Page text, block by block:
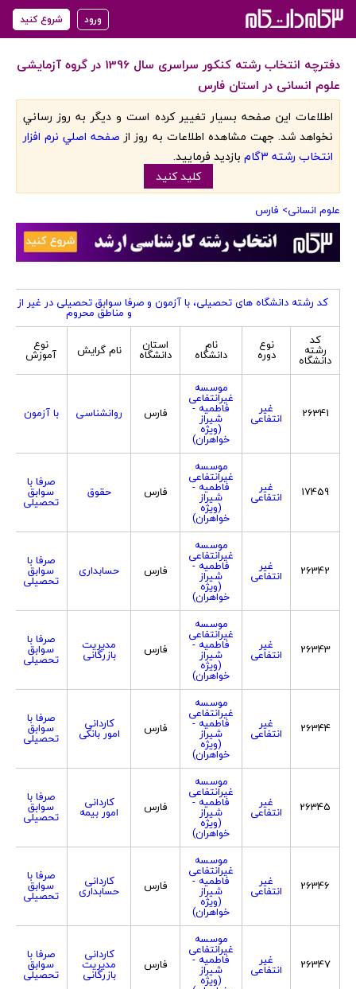
ورود شروع کنید
دفترچه انتخاب رشته کنکور سراسری سال 1396 در گروه آزمایشی
علوم انسانی در استان فارس
اطلاعات اين صفحه بسيار تغيير کرده است و ديگر به روز رساني
نخواهد شد. جهت مشاهده اطلاعات به روز از صفحه اصلي نرم افزار
انتخاب رشته 3گام
بازديد فرماييد.
کليد کنيد
علوم انسانی> فارس
کد رشته دانشگاه های تحصیلی، با آزمون و صرفا سوابق تحصیلی در غیر از
و مناطق محروم
کد
رشته
دانشگاه
نوع
دوره
نام
دانشگاه
استان
دانشگاه نام گرایش نوع
آموزش
26341 غیر
انتفاعی
موسسه
غیرانتفاعی
فاطمیه -
شیراز
(ویژه
خواهران)
فارس روانشناسی با آزمون
17459 غیر
انتفاعی
موسسه
غیرانتفاعی
فاطمیه -
شیراز
(ویژه
خواهران)
فارس حقوق
صرفا با
سوابق
تحصیلی
26342 غیر
انتفاعی
موسسه
غیرانتفاعی
فاطمیه -
شیراز
(ویژه
خواهران)
فارس حسابداری
صرفا با
سوابق
تحصیلی
26343 غیر
انتفاعی
موسسه
غیرانتفاعی
فاطمیه -
شیراز
(ویژه
خواهران)
فارس مدیریت
بازرگانی
صرفا با
سوابق
تحصیلی
26344 غیر
انتفاعی
موسسه
غیرانتفاعی
فاطمیه -
شیراز
(ویژه
خواهران)
فارس کاردانی
امور بانکی
صرفا با
سوابق
تحصیلی
26345 غیر
انتفاعی
موسسه
غیرانتفاعی
فاطمیه -
شیراز
(ویژه
خواهران)
فارس کاردانی
امور بیمه
صرفا با
سوابق
تحصیلی
26346 غیر
انتفاعی
موسسه
غیرانتفاعی
فاطمیه -
شیراز
(ویژه
خواهران)
فارس کاردانی
حسابداری
صرفا با
سوابق
تحصیلی
26347 غیر
انتفاعی
موسسه
غیرانتفاعی
فاطمیه -
شیراز
(ویژه
فارس
کاردانی
مدیریت
بازرگانی
صرفا با
سوابق
تحصیلی